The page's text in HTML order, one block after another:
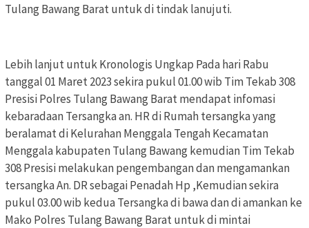
Tulang Bawang Barat untuk di tindak lanujuti.
Lebih lanjut untuk Kronologis Ungkap Pada hari Rabu
tanggal 01 Maret 2023 sekira pukul 01.00 wib Tim Tekab 308
Presisi Polres Tulang Bawang Barat mendapat infomasi
kebaradaan Tersangka an. HR di Rumah tersangka yang
beralamat di Kelurahan Menggala Tengah Kecamatan
Menggala kabupaten Tulang Bawang kemudian Tim Tekab
308 Presisi melakukan pengembangan dan mengamankan
tersangka An. DR sebagai Penadah Hp ,Kemudian sekira
pukul 03.00 wib kedua Tersangka di bawa dan di amankan ke
Mako Polres Tulang Bawang Barat untuk di mintai